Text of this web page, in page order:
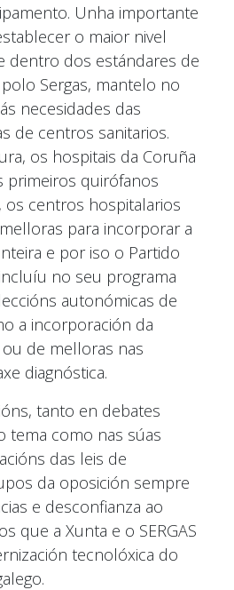
Unha importante
o maior nivel
dentro dos estándares de
Sergas, mantelo no
necesidades das
de centros sanitarios.
os hospitais da Coruña
primeiros quirófanos
os centros hospitalarios
para incorporar a
e por iso o Partido
no seu programa
autonómicas de
a incorporación da
de melloras nas
diagnóstica.
tanto en debates
tema como nas súas
das leis de
da oposición sempre
e desconfianza ao
que a Xunta e o SERGAS
tecnolóxica do